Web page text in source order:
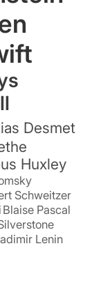
Desmet
Huxley
Schweitzer
Blaise Pascal
Lenin